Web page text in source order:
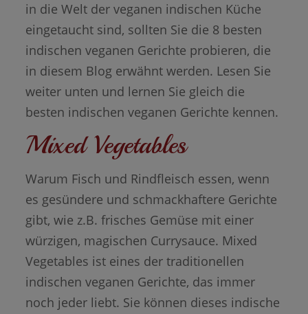
in die Welt der veganen indischen Küche
eingetaucht sind, sollten Sie die 8 besten
indischen veganen Gerichte probieren, die
in diesem Blog erwähnt werden. Lesen Sie
weiter unten und lernen Sie gleich die
besten indischen veganen Gerichte kennen.
Mixed Vegetables
Warum Fisch und Rindfleisch essen, wenn
es gesündere und schmackhaftere Gerichte
gibt, wie z.B. frisches Gemüse mit einer
würzigen, magischen Currysauce. Mixed
Vegetables ist eines der traditionellen
indischen veganen Gerichte, das immer
noch jeder liebt. Sie können dieses indische